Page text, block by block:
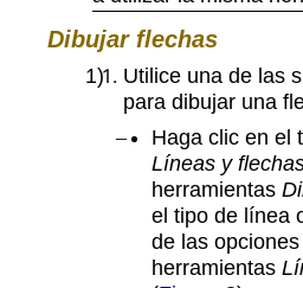
Dibujar flechas
Utilice una de las
para dibujar una
Haga clic en
Líneas y
herramientas
el tipo de línea
de las
herramientas